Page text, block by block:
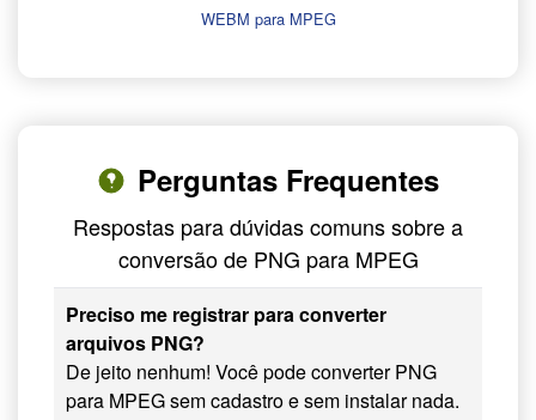
WEBM para MPEG
Perguntas Frequentes
Respostas para dúvidas comuns sobre a
conversão de PNG para MPEG
Preciso me registrar para converter
arquivos PNG?
De jeito nenhum! Você pode converter PNG
para MPEG sem cadastro e sem instalar nada.